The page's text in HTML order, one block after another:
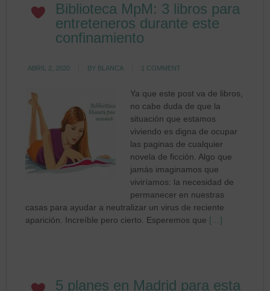
Biblioteca MpM: 3 libros para
entreteneros durante este
confinamiento
ABRIL 2, 2020 BY BLANCA 1 COMMENT
Ya que este post va de libros,
no cabe duda de que la
situación que estamos
viviendo es digna de ocupar
las paginas de cualquier
novela de ficción. Algo que
jamás imaginamos que
viviríamos: la necesidad de
permanecer en nuestras
casas para ayudar a neutralizar un virus de reciente
aparición. Increíble pero cierto. Esperemos que […]
5 planes en Madrid para esta